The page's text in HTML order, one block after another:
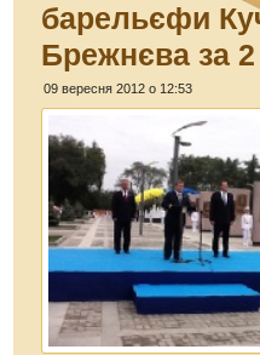
барельєфи
Брежнєва за
09 вересня 2012 о 12:53